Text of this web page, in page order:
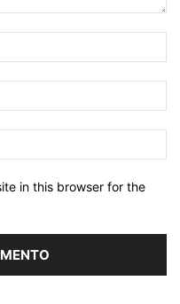
in this browser for the